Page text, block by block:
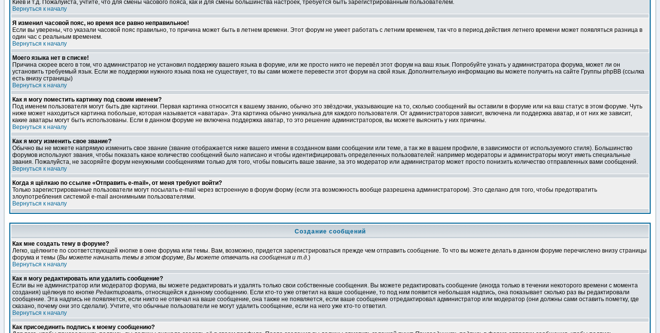
Киев и т.д. Пожалуйста, учтите, что для смены часового пояса, как и для смены большинства настроек, требуется быть зарегистрированным пользователем.
Вернуться к началу
Я изменил часовой пояс, но время все равно неправильное!
Если вы уверены, что указали часовой пояс правильно, то причина может быть в летнем времени. Этот форум не умеет работать с летним временем, так что в период действия летнего времени может появляться разница в
один час с реальным временем.
Вернуться к началу
Моего языка нет в списке!
Причина скорее всего в том, что администратор не установил поддержку вашего языка в форуме, или же просто никто не перевёл этот форум на ваш язык. Попробуйте узнать у администратора форума, может ли он
установить требуемый язык. Если же поддержки нужного языка пока не существует, то вы сами можете перевести этот форум на свой язык. Дополнительную информацию вы можете получить на сайте Группы phpBB (ссылка
есть внизу страницы)
Вернуться к началу
Как я могу поместить картинку под своим именем?
Под именем пользователя могут быть две картинки. Первая картинка относится к вашему званию, обычно это звёздочки, указывающие на то, сколько сообщений вы оставили в форуме или на ваш статус в этом форуме. Чуть
ниже может находиться картинка побольше, которая называется «аватара». Эта картинка обычно уникальна для каждого пользователя. От администраторов зависит, включена ли поддержка аватар, и от них же зависит,
какие аватары могут быть использованы. Если в данном форуме не включена поддержка аватар, то это решение администраторов, вы можете выяснить у них причины.
Вернуться к началу
Как я могу изменить свое звание?
Обычно вы не можете напрямую изменить свое звание (звание отображается ниже вашего имени в созданном вами сообщении или теме, а так же в вашем профиле, в зависимости от используемого стиля). Большинство
форумов используют звания, чтобы показать какое количество сообщений было написано и чтобы идентифицировать определенных пользователей: например модераторы и администраторы могут иметь специальные
звания. Пожалуйста, не засоряйте форум ненужными сообщениями только для того, чтобы повысить ваше звание, за это модератор или администратор может просто понизить количество отправленных вами сообщений.
Вернуться к началу
Когда я щёлкаю по ссылке «Отправить e-mail», от меня требуют войти?
Только зарегистрированные пользователи могут посылать e-mail через встроенную в форум форму (если эта возможность вообще разрешена администратором). Это сделано для того, чтобы предотвратить
злоупотребления системой e-mail анонимными пользователями.
Вернуться к началу
Создание сообщений
Как мне создать тему в форуме?
Легко, щёлкните по соответствующей кнопке в окне форума или темы. Вам, возможно, придется зарегистрироваться прежде чем отправить сообщение. То что вы можете делать в данном форуме перечислено внизу страницы
форума и темы (Вы можете начинать темы в этом форуме, Вы можете отвечать на сообщения и т.д.)
Вернуться к началу
Как я могу редактировать или удалить сообщение?
Если вы не администратор или модератор форума, вы можете редактировать и удалять только свои собственные сообщения. Вы можете редактировать сообщение (иногда только в течении некоторого времени с момента
создания) щёлкнув по кнопке Редактировать, относящейся к данному сообщению. Если кто-то уже ответил на ваше сообщение, то под ним появится небольшая надпись, она показывает сколько раз вы редактировали
сообщение. Эта надпись не появляется, если никто не отвечал на ваше сообщение, она также не появляется, если ваше сообщение отредактировал администратор или модератор (они должны сами оставить пометку, где
сказано, почему они это сделали). Учтите, что обычные пользователи не могут удалить сообщение, если на него уже кто-то ответил.
Вернуться к началу
Как присоединить подпись к моему сообщению?